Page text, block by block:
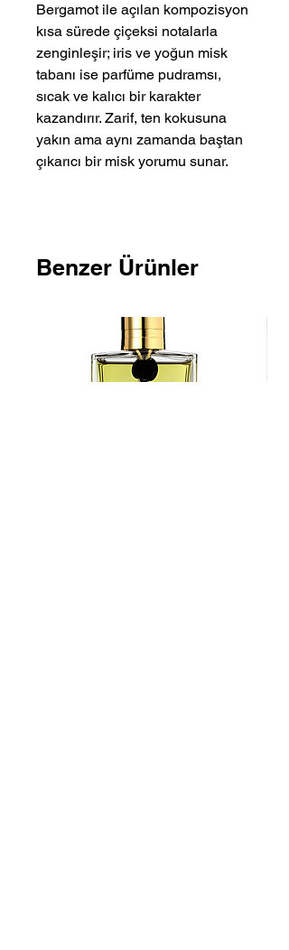
Bergamot ile açılan kompozisyon
kısa sürede çiçeksi notalarla
zenginleşir; iris ve yoğun misk
tabanı ise parfüme pudramsı,
sıcak ve kalıcı bir karakter
kazandırır. Zarif, ten kokusuna
yakın ama aynı zamanda baştan
çıkarıcı bir misk yorumu sunar.
Benzer Ürünler